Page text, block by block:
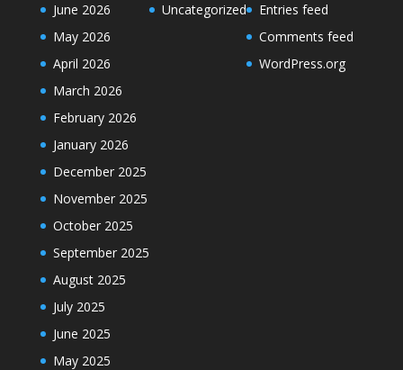
June 2026
May 2026
April 2026
March 2026
February 2026
January 2026
December 2025
November 2025
October 2025
September 2025
August 2025
July 2025
June 2025
May 2025
Uncategorized
Entries feed
Comments feed
WordPress.org